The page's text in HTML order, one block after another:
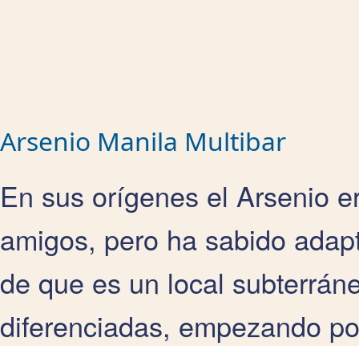
Arsenio Manila Multibar
En sus orígenes el Arsenio
amigos, pero ha sabido
de que es un local
diferenciadas, empezando